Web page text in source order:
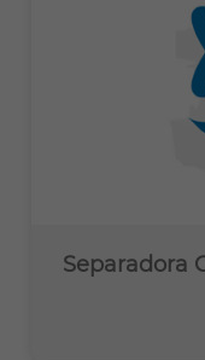
Separadora